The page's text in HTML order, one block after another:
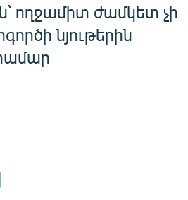
ողջամիտ ժամկետ չի
նյութերին